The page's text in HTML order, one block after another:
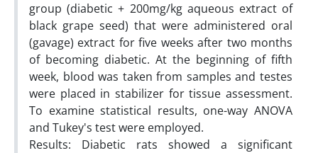
group (diabetic + 200mg/kg aqueous extract of
black grape seed) that were administered oral
(gavage) extract for five weeks after two months
of becoming diabetic. At the beginning of fifth
week, blood was taken from samples and testes
were placed in stabilizer for tissue assessment.
To examine statistical results, one-way ANOVA
and Tukey's test were employed.
Results: Diabetic rats showed a significant